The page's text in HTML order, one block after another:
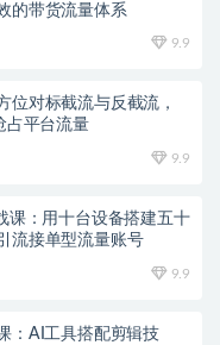
的带货流量体系
9.9
位对标截流与反截流，
占平台流量
9.9
课：用十台设备搭建五十
流接单型流量账号
9.9
：AI工具搭配剪辑技